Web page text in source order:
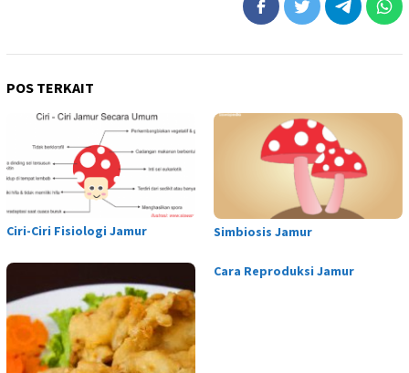
POS TERKAIT
Ciri-Ciri Fisiologi Jamur Simbiosis Jamur
Cara Reproduksi Jamur